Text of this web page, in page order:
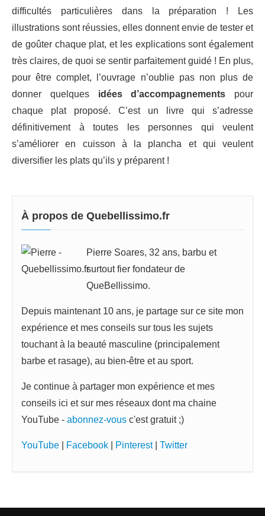
difficultés particulières dans la préparation ! Les
illustrations sont réussies, elles donnent envie de tester et
de goûter chaque plat, et les explications sont également
très claires, de quoi se sentir parfaitement guidé ! En plus,
pour être complet, l’ouvrage n’oublie pas non plus de
donner quelques idées d’accompagnements pour
chaque plat proposé. C’est un livre qui s’adresse
définitivement à toutes les personnes qui veulent
s’améliorer en cuisson à la plancha et qui veulent
diversifier les plats qu’ils y préparent !
À propos de Quebellissimo.fr
Pierre Soares, 32 ans, barbu et
surtout fier fondateur de
QueBellissimo.
Depuis maintenant 10 ans, je partage sur ce site mon
expérience et mes conseils sur tous les sujets
touchant à la beauté masculine (principalement
barbe et rasage), au bien-être et au sport.
Je continue à partager mon expérience et mes
conseils ici et sur mes réseaux dont ma chaine
YouTube - abonnez-vous c'est gratuit ;)
YouTube Facebook Pinterest| Twitter